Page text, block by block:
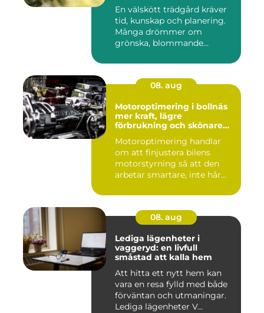
En välskött trädgård kräver
tid, kunskap och planering.
Många drömmer om
grönska, blommande
08. aug
Motoroptimering i bollnäs
mer kraft, lägre
förbrukning och skönare
Motoroptimering handlar
om att finjustera bilens
motorstyrning så att den
arbetar smartare, inte hår...
08. aug
Lediga lägenheter i
vaggeryd: en livfull
småstad att kalla hem
Att hitta ett nytt hem kan
vara en resa fylld med både
förväntan och utmaningar.
Lediga lägenheter V...